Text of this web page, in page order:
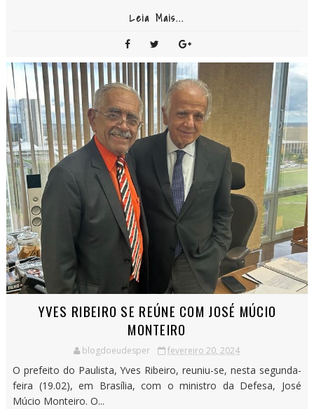
Leia Mais...
YVES RIBEIRO SE REÚNE COM JOSÉ MÚCIO
MONTEIRO
blogdoeudesper fevereiro 20, 2024
O prefeito do Paulista, Yves Ribeiro, reuniu-se, nesta segunda-
feira (19.02), em Brasília, com o ministro da Defesa, José
Múcio Monteiro. O...